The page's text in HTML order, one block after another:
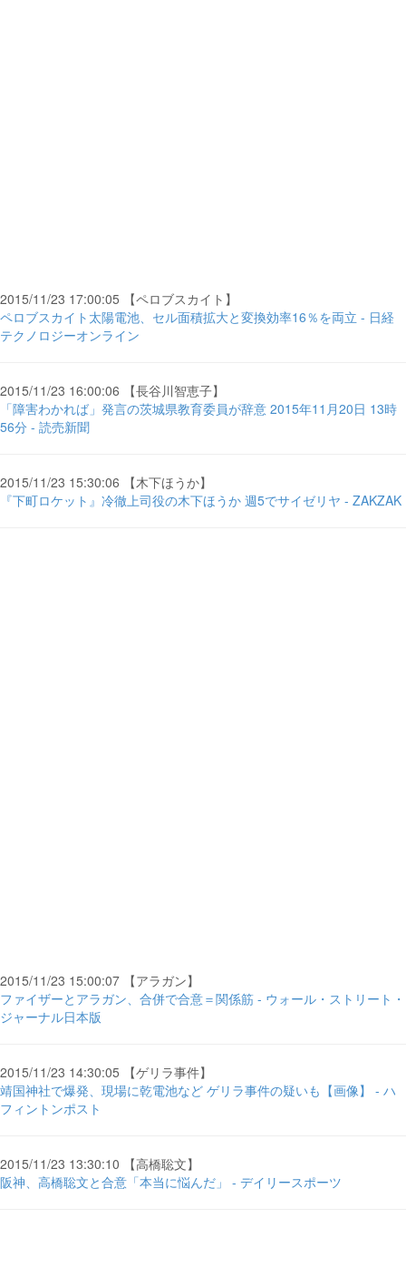
2015/11/23 17:00:05 【ペロブスカイト】
ペロブスカイト太陽電池、セル面積拡大と変換効率16％を両立 - 日経
テクノロジーオンライン
2015/11/23 16:00:06 【長谷川智恵子】
「障害わかれば」発言の茨城県教育委員が辞意 2015年11月20日 13時
56分 - 読売新聞
2015/11/23 15:30:06 【木下ほうか】
『下町ロケット』冷徹上司役の木下ほうか 週5でサイゼリヤ - ZAKZAK
2015/11/23 15:00:07 【アラガン】
ファイザーとアラガン、合併で合意＝関係筋 - ウォール・ストリート・
ジャーナル日本版
2015/11/23 14:30:05 【ゲリラ事件】
靖国神社で爆発、現場に乾電池など ゲリラ事件の疑いも【画像】 - ハ
フィントンポスト
2015/11/23 13:30:10 【高橋聡文】
阪神、高橋聡文と合意「本当に悩んだ」 - デイリースポーツ